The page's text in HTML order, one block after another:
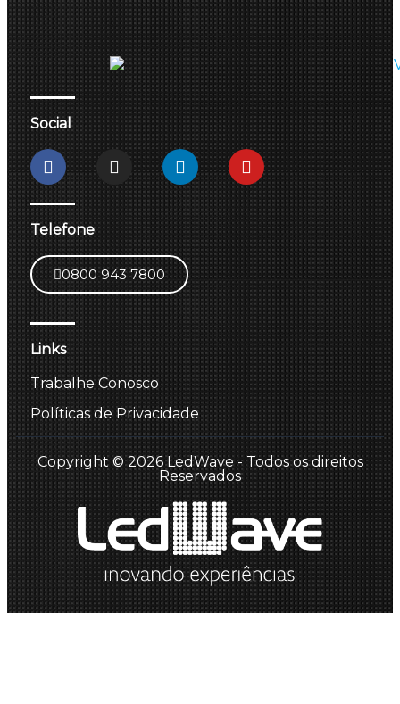
Social
Telefone
0800 943 7800
Links
Trabalhe Conosco
Políticas de Privacidade
Copyright © 2026 LedWave - Todos os direitos
Reservados